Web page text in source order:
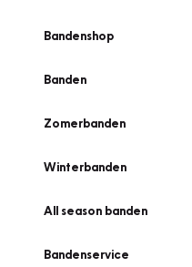
Bandenshop
Banden
Zomerbanden
Winterbanden
All season banden
Bandenservice